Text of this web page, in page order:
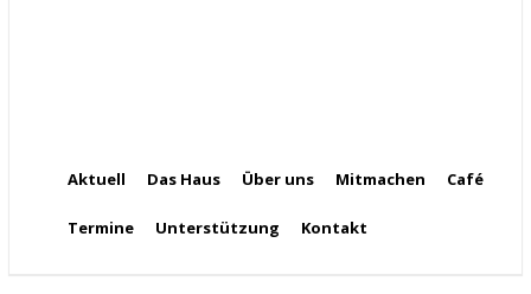
Aktuell Das Haus Über uns Mitmachen Café
Termine Unterstützung Kontakt